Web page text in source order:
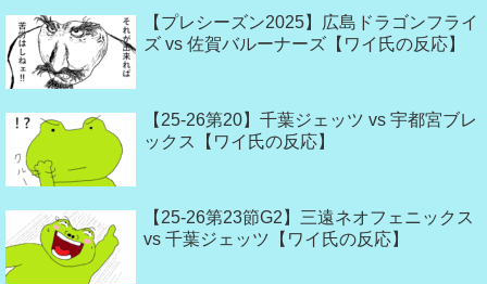
【プレシーズン2025】広島ドラゴンフライ
ズ vs 佐賀バルーナーズ【ワイ氏の反応】
【25-26第20】千葉ジェッツ vs 宇都宮ブレ
ックス【ワイ氏の反応】
【25-26第23節G2】三遠ネオフェニックス
vs 千葉ジェッツ【ワイ氏の反応】